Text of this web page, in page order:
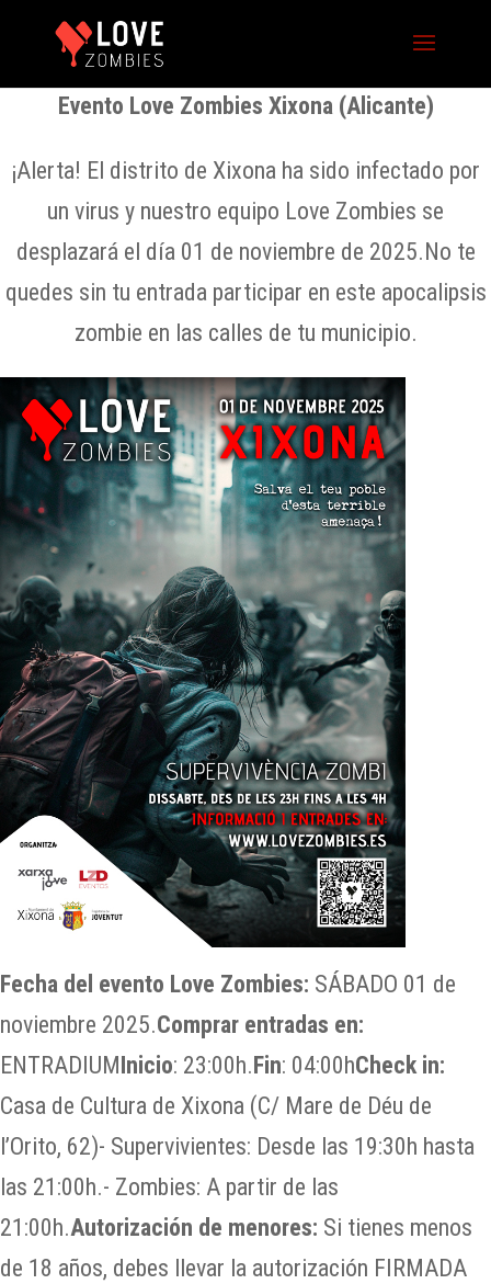
Evento Love Zombies Xixona (Alicante)
¡Alerta! El distrito de Xixona ha sido infectado por
un virus y nuestro equipo Love Zombies se
desplazará el día 01 de noviembre de 2025.No te
quedes sin tu entrada participar en este apocalipsis
zombie en las calles de tu municipio.
Fecha del evento Love Zombies: SÁBADO 01 de
noviembre 2025.Comprar entradas en:
ENTRADIUM Inicio: 23:00h. Fin: 04:00hCheck in:
Casa de Cultura de Xixona (C/ Mare de Déu de
l’Orito, 62)- Supervivientes: Desde las 19:30h hasta
las 21:00h.- Zombies: A partir de las
21:00h.Autorización de menores: Si tienes menos
de 18 años, debes llevar la autorización FIRMADA